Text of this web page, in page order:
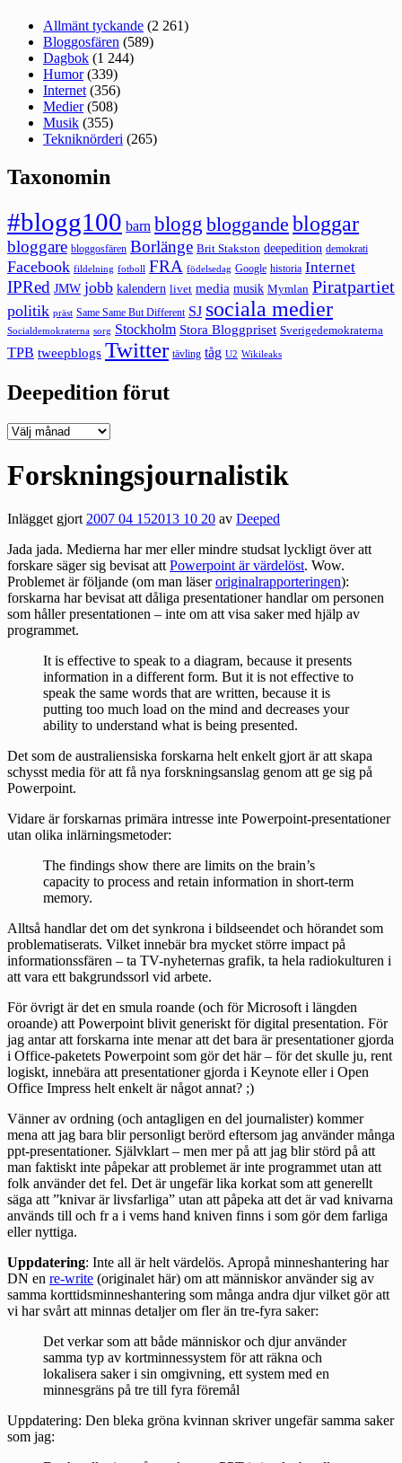
Allmänt tyckande (2 261)
Bloggosfären (589)
Dagbok (1 244)
Humor(339)
Internet (356)
Medier(508)
Musik (355)
Tekniknörderi (265)
Taxonomin
#blogg100 barn blogg bloggande bloggar
bloggare bloggosfären Borlänge Brit Stakston deepedition demokrati
Facebook fildelning fotboll FRA födelsedag Google historia Internet
IPRed JMW jobb kalendern livet media musik Mymlan Piratpartiet
politik präst Same Same But Different SJ sociala medier
Socialdemokraterna sorg Stockholm Stora Bloggpriset Sverigedemokraterna
TPB tweepblogs Twitter tävling tåg U2 Wikileaks
Deepedition förut
Deepedition
Forskningsjournalistik
Inlägget gjort2007 04 152013 10 20 av Deeped
Jada jada. Medierna har mer eller mindre studsat lyckligt över att
forskare säger sig bevisat attPowerpoint är värdelöst. Wow.
Problemet är följande (om man läseroriginalrapporteringen):
forskarna har bevisat att dåliga presentationer handlar om personen
som håller presentationen – inte om att visa saker med hjälp av
programmet.
It is effective to speak to a diagram, because it presents
information in a different form. But it is not effective to
speak the same words that are written, because it is
putting too much load on the mind and decreases your
ability to understand what is being presented.
Det som de australiensiska forskarna helt enkelt gjort är att skapa
schysst media för att få nya forskningsanslag genom att ge sig på
Powerpoint.
Vidare är forskarnas primära intresse inte Powerpoint-presentationer
utan olika inlärningsmetoder:
The findings show there are limits on the brain’s
capacity to process and retain information in short-term
memory.
Alltså handlar det om det synkrona i bildseendet och hörandet som
problematiserats. Vilket innebär bra mycket större impact på
informationssfären – ta TV-nyheternas grafik, ta hela radiokulturen i
att vara ett bakgrundssorl vid arbete.
För övrigt är det en smula roande (och för Microsoft i längden
oroande) att Powerpoint blivit generiskt för digital presentation. För
jag antar att forskarna inte menar att det bara är presentationer gjorda
i Office-paketets Powerpoint som gör det här – för det skulle ju, rent
logiskt, innebära att presentationer gjorda i Keynote eller i Open
Office Impress helt enkelt är något annat? ;)
Vänner av ordning (och antagligen en del journalister) kommer
mena att jag bara blir personligt berörd eftersom jag använder många
ppt-presentationer. Självklart – men mer på att jag blir störd på att
man faktiskt inte påpekar att problemet är inte programmet utan att
folk använder det fel. Det är ungefär lika korkat som att generellt
säga att ”knivar är livsfarliga” utan att påpeka att det är vad knivarna
används till och fr a i vems hand kniven finns i som gör dem farliga
eller nyttiga.
Uppdatering: Inte all är helt värdelös. Apropå minneshantering har
DN en re-write (originalethär) om att människor använder sig av
samma korttidsminneshantering som många andra djur vilket gör att
vi har svårt att minnas detaljer om fler än tre-fyra saker:
Det verkar som att både människor och djur använder
samma typ av kortminnessystem för att räkna och
lokalisera saker i sin omgivning, ett system med en
minnesgräns på tre till fyra föremål
Uppdatering: Den bleka gröna kvinnan skriverungefär samma saker
som jag: